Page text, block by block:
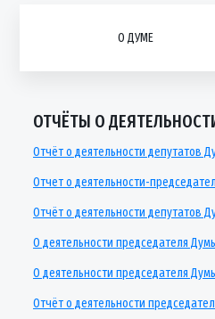
О ДУМЕ
ОТЧЁТЫ О
Отчёт о деятельности депутатов
Отчет о деятельности-
Отчёт о деятельности депутатов
О деятельности председателя
О деятельности председателя
Отчёт о деятельности